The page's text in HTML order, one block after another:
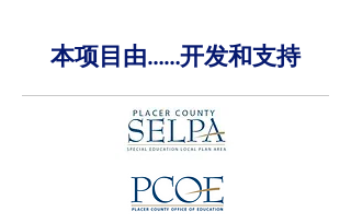
本项目由……开发和支持